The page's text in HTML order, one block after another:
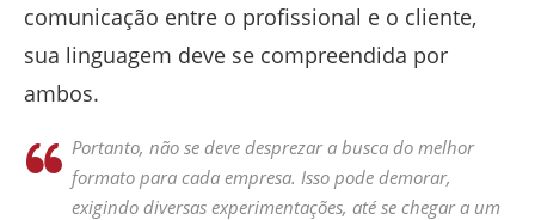
comunicação entre o profissional e o cliente,
sua linguagem deve se compreendida por
ambos.
Portanto, não se deve desprezar a busca do melhor
formato para cada empresa. Isso pode demorar,
exigindo diversas experimentações, até se chegar a um